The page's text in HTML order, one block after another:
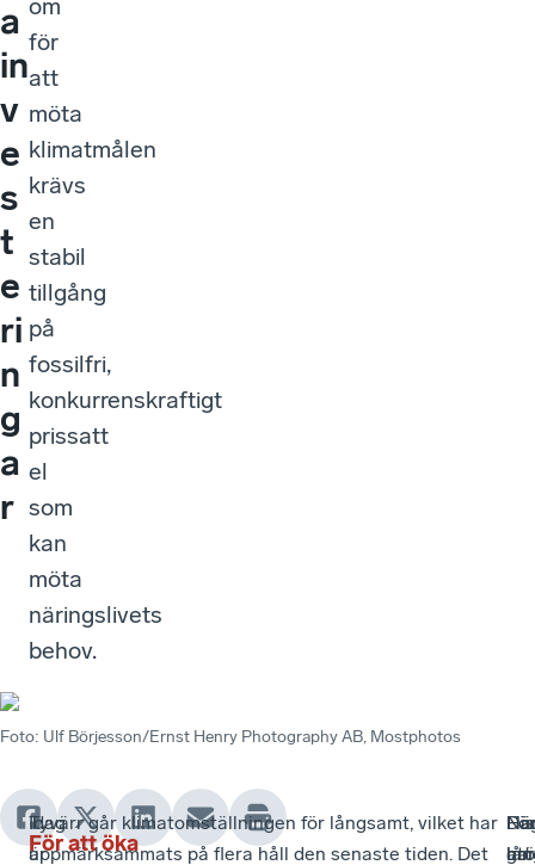
a
in
v
e
s
t
e
ri
n
g
a
r
om
för
att
möta
klimatmålen
krävs
en
stabil
tillgång
på
fossilfri,
konkurrenskraftigt
prissatt
el
som
kan
möta
näringslivets
behov.
Foto: Ulf Börjesson/Ernst Henry Photography AB, Mostphotos
Idag
är
För att öka
Tyvärr går klimatomställningen för långsamt, vilket har
uppmärksammats på flera håll den senaste tiden. Det
För
att
har